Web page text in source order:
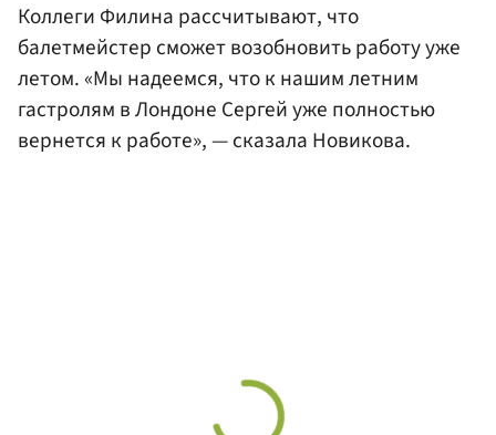
Коллеги Филина рассчитывают, что
балетмейстер сможет возобновить работу уже
летом. «Мы надеемся, что к нашим летним
гастролям в Лондоне Сергей уже полностью
вернется к работе», — сказала Новикова.